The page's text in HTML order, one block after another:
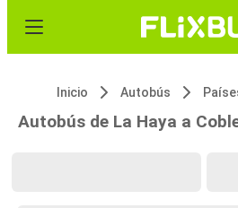
Inicio Autobús
Autobús de La Haya a